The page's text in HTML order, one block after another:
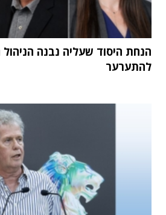
הנחת היסוד שעליה נבנה
להתערער